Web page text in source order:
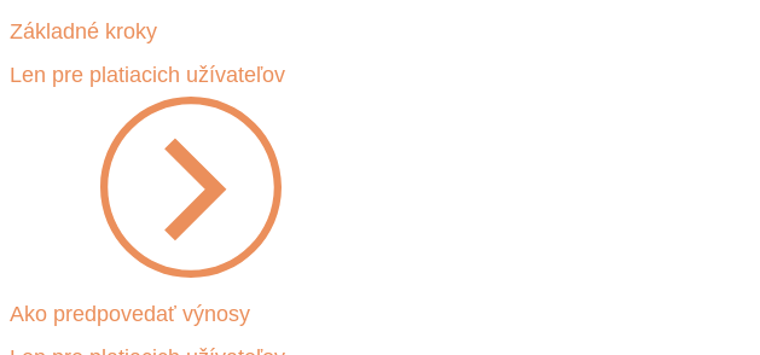
Základné kroky
Len pre platiacich užívateľov
Ako predpovedať výnosy